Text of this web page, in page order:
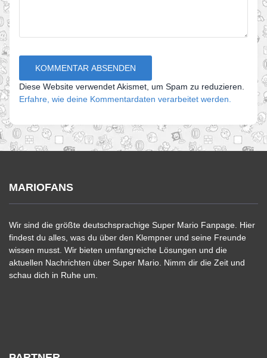
Diese Website verwendet Akismet, um Spam zu reduzieren.
Erfahre, wie deine Kommentardaten verarbeitet werden.
MARIOFANS
Wir sind die größte deutschsprachige Super Mario Fanpage. Hier
findest du alles, was du über den Klempner und seine Freunde
wissen musst. Wir bieten umfangreiche Lösungen und die
aktuellen Nachrichten über Super Mario. Nimm dir die Zeit und
schau dich in Ruhe um.